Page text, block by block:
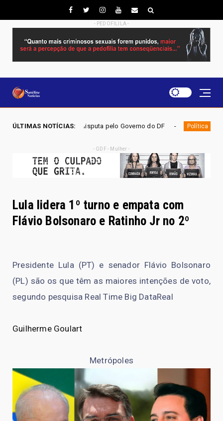
- PEDOFILILA -
ÚLTIMAS NOTÍCIAS:
da disputa pelo Governo do DF Política ELEIÇÕES DF
- GDF - Mulher -
Lula lidera 1º turno e empata com
Flávio Bolsonaro e Ratinho Jr no 2º
Presidente Lula (PT) e senador Flávio Bolsonaro
(PL) são os que têm as maiores intenções de voto,
segundo pesquisa Real Time Big DataReal
Guilherme Goulart
Metrópoles